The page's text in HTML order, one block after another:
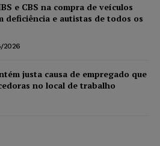
e CBS na compra de veículos
deficiência e autistas de todos os
2026
justa causa de empregado que
no local de trabalho